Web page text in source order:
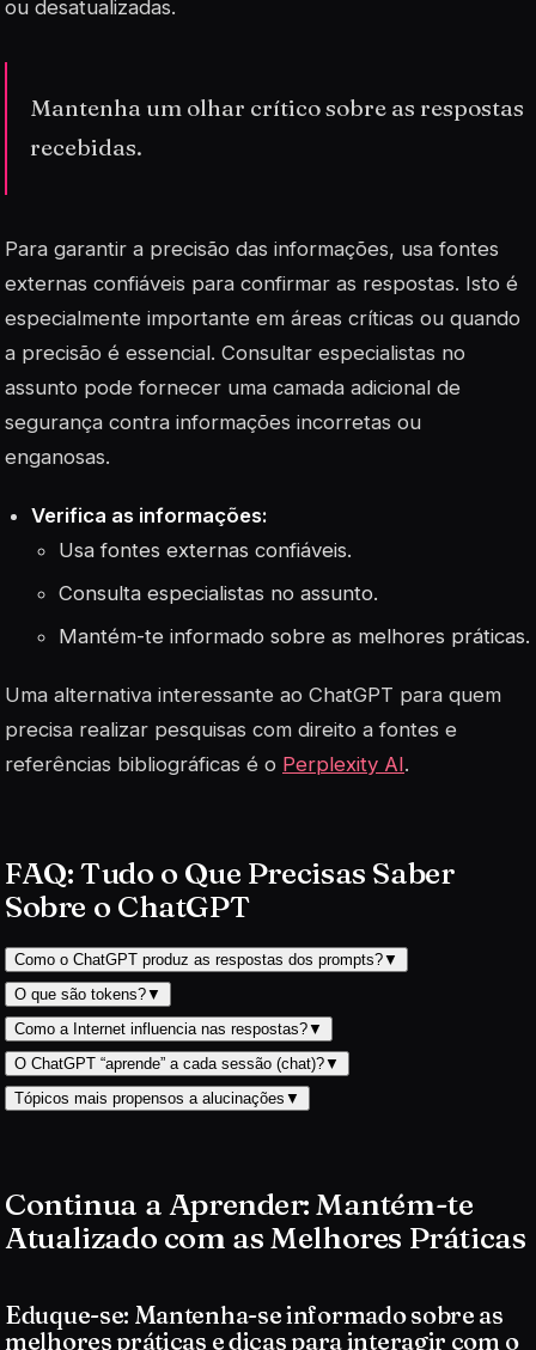
ou desatualizadas.
Mantenha um olhar crítico sobre as respostas
recebidas.
Para garantir a precisão das informações, usa fontes
externas confiáveis para confirmar as respostas. Isto é
especialmente importante em áreas críticas ou quando
a precisão é essencial. Consultar especialistas no
assunto pode fornecer uma camada adicional de
segurança contra informações incorretas ou
enganosas.
Verifica as informações:
Usa fontes externas confiáveis.
Consulta especialistas no assunto.
Mantém-te informado sobre as melhores práticas.
Uma alternativa interessante ao ChatGPT para quem
precisa realizar pesquisas com direito a fontes e
referências bibliográficas é o Perplexity AI.
FAQ: Tudo o Que Precisas Saber
Sobre o ChatGPT
Como o ChatGPT produz as respostas dos prompts?▼
O que são tokens?▼
Como a Internet influencia nas respostas?▼
O ChatGPT “aprende” a cada sessão (chat)?▼
Tópicos mais propensos a alucinações ▼
Continua a Aprender: Mantém-te
Atualizado com as Melhores Práticas
Eduque-se: Mantenha-se informado sobre as
melhores práticas e dicas para interagir com o